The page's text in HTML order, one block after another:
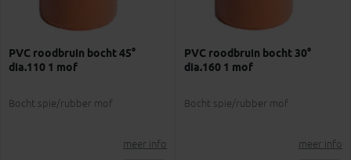
PVC roodbruin bocht 45°
dia.110 1 mof
Bocht spie/rubber mof
meer info
PVC roodbruin bocht 30°
dia.160 1 mof
Bocht spie/rubber mof
meer info